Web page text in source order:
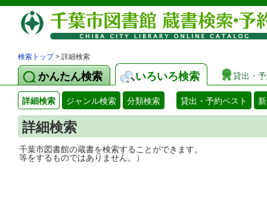
検索トップ> 詳細検索
かんたん検索 いろいろ検索 貸出・
詳細検索 ジャンル検索 分類検索 貸出・予約ベスト
詳細検索
千葉市図書館の蔵書を検索することがで
等をするものではありません。）